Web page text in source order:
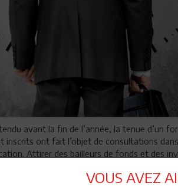
avant la fin de l’année, la tenue d’un
inscrits ont fait l’objet de consultations
Attirer des bailleurs de fonds et des
pour la réussite du forum et la
en effet toute sa pression.
VOUS AVEZ